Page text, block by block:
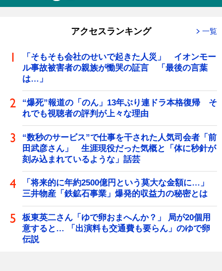
アクセスランキング 一覧
「そもそも会社のせいで起きた人災」 イオンモー
ル事故被害者の親族が慟哭の証言 「最後の言葉
は…」
“爆死”報道の「のん」13年ぶり連ドラ本格復帰 そ
れでも視聴者の評判が上々な理由
“数秒のサービス”で仕事を干された人気司会者「前
田武彦さん」 生涯現役だった気概と「体に秒針が
刻み込まれているような」話芸
「将来的に年約2500億円という莫大な金額に…」
三井物産「鉄鉱石事業」爆発的収益力の秘密とは
板東英二さん「ゆで卵おまへんか？」 局が20個用
意すると… 「出演料も交通費も要らん」のゆで卵
伝説